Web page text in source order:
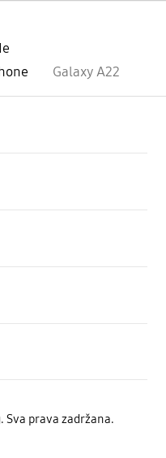
Galaxy A22
prava zadržana.